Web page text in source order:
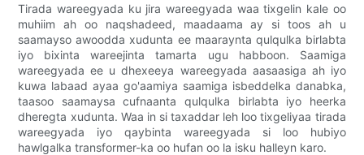
Tirada wareegyada ku jira wareegyada waa tixgelin kale oo
muhiim ah oo naqshadeed, maadaama ay si toos ah u
saamayso awoodda xudunta ee maaraynta qulqulka birlabta
iyo bixinta wareejinta tamarta ugu habboon. Saamiga
wareegyada ee u dhexeeya wareegyada aasaasiga ah iyo
kuwa labaad ayaa go'aamiya saamiga isbeddelka danabka,
taasoo saamaysa cufnaanta qulqulka birlabta iyo heerka
dheregta xudunta. Waa in si taxaddar leh loo tixgeliyaa tirada
wareegyada iyo qaybinta wareegyada si loo hubiyo
hawlgalka transformer-ka oo hufan oo la isku halleyn karo.